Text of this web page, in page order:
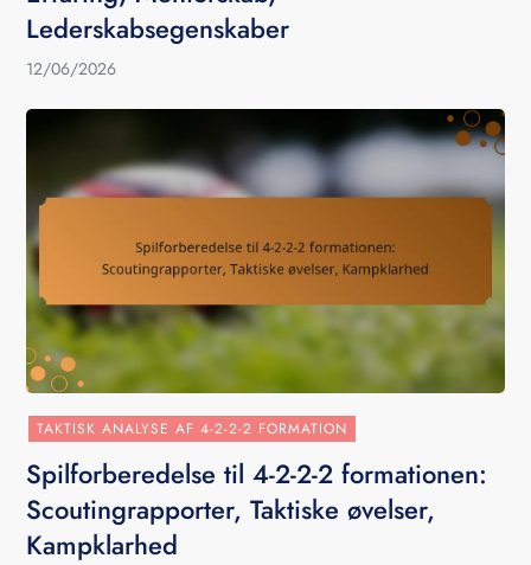
Lederskabsegenskaber
12/06/2026
TAKTISK ANALYSE AF 4-2-2-2 FORMATION
Spilforberedelse til 4-2-2-2 formationen:
Scoutingrapporter, Taktiske øvelser,
Kampklarhed